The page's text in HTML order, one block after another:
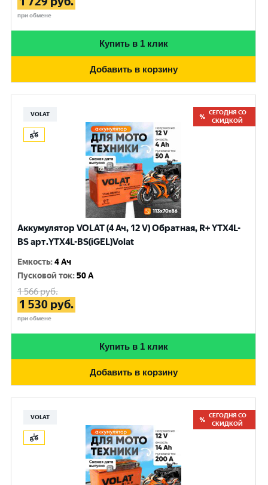
при обмене
Купить в 1 клик
Добавить в корзину
VOLAT
СЕГОДНЯ СО
СКИДКОЙ
Аккумулятор VOLAT (4 Ач, 12 V) Обратная, R+ YTX4L-
BS арт.YTX4L-BS(iGEL)Volat
Емкость:4 Ач
Пусковой ток:50 A
1 566руб.
1 530 руб.
при обмене
Купить в 1 клик
Добавить в корзину
VOLAT
СЕГОДНЯ СО
СКИДКОЙ